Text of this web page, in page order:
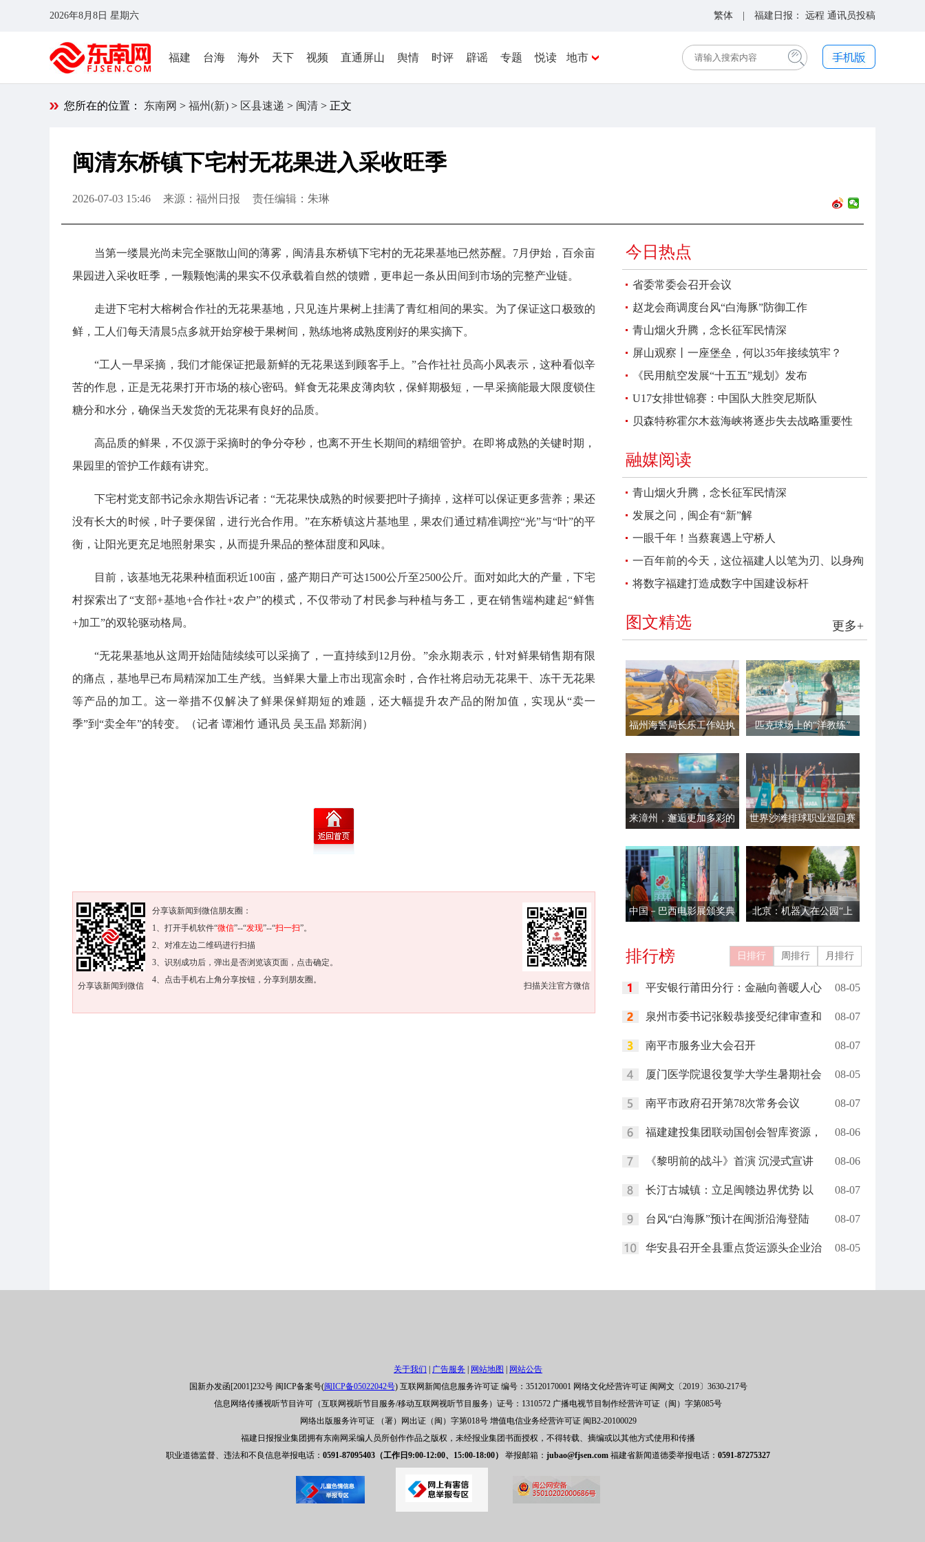
2026年8月8日 星期六 繁体 | 福建日报： 远程 通讯员投稿
福建 台海 海外 天下 视频 直通屏山 舆情 时评 辟谣 专题 悦读 地市
您所在的位置： 东南网 > 福州(新) > 区县速递 > 闽清 > 正文
闽清东桥镇下宅村无花果进入采收旺季
2026-07-03 15:46 来源：福州日报 责任编辑：朱琳
当第一缕晨光尚未完全驱散山间的薄雾，闽清县东桥镇下宅村的无花果基地已然苏醒。7月伊始，百余亩
果园进入采收旺季，一颗颗饱满的果实不仅承载着自然的馈赠，更串起一条从田间到市场的完整产业链。
走进下宅村大榕树合作社的无花果基地，只见连片果树上挂满了青红相间的果实。为了保证这口极致的
鲜，工人们每天清晨5点多就开始穿梭于果树间，熟练地将成熟度刚好的果实摘下。
“工人一早采摘，我们才能保证把最新鲜的无花果送到顾客手上。”合作社社员高小凤表示，这种看似辛
苦的作息，正是无花果打开市场的核心密码。鲜食无花果皮薄肉软，保鲜期极短，一早采摘能最大限度锁住
糖分和水分，确保当天发货的无花果有良好的品质。
高品质的鲜果，不仅源于采摘时的争分夺秒，也离不开生长期间的精细管护。在即将成熟的关键时期，
果园里的管护工作颇有讲究。
下宅村党支部书记余永期告诉记者：“无花果快成熟的时候要把叶子摘掉，这样可以保证更多营养；果还
没有长大的时候，叶子要保留，进行光合作用。”在东桥镇这片基地里，果农们通过精准调控“光”与“叶”的平
衡，让阳光更充足地照射果实，从而提升果品的整体甜度和风味。
目前，该基地无花果种植面积近100亩，盛产期日产可达1500公斤至2500公斤。面对如此大的产量，下宅
村探索出了“支部+基地+合作社+农户”的模式，不仅带动了村民参与种植与务工，更在销售端构建起“鲜售
+加工”的双轮驱动格局。
“无花果基地从这周开始陆陆续续可以采摘了，一直持续到12月份。”余永期表示，针对鲜果销售期有限
的痛点，基地早已布局精深加工生产线。当鲜果大量上市出现富余时，合作社将启动无花果干、冻干无花果
等产品的加工。这一举措不仅解决了鲜果保鲜期短的难题，还大幅提升农产品的附加值，实现从“卖一
季”到“卖全年”的转变。（记者 谭湘竹 通讯员 吴玉晶 郑新润）
扫描关注官方微信
分享该新闻到微信
分享该新闻到微信朋友圈：
1、打开手机软件“微信”--“发现”--“扫一扫”。
2、对准左边二维码进行扫描
3、识别成功后，弹出是否浏览该页面，点击确定。
4、点击手机右上角分享按钮，分享到朋友圈。
今日热点
省委常委会召开会议
赵龙会商调度台风“白海豚”防御工作
青山烟火升腾，念长征军民情深
屏山观察丨一座堡垒，何以35年接续筑牢？
《民用航空发展“十五五”规划》发布
U17女排世锦赛：中国队大胜突尼斯队
贝森特称霍尔木兹海峡将逐步失去战略重要性
融媒阅读
青山烟火升腾，念长征军民情深
发展之问，闽企有“新”解
一眼千年！当蔡襄遇上守桥人
一百年前的今天，这位福建人以笔为刃、以身殉
报
将数字福建打造成数字中国建设标杆
更多+
图文精选
福州海警局长乐工作站执
匹克球场上的“洋教练”
来漳州，邂逅更加多彩的
世界沙滩排球职业巡回赛
中国－巴西电影展颁奖典
北京：机器人在公园“上
排行榜 日排行 周排行 月排行
平安银行莆田分行：金融向善暖人心 08-05
泉州市委书记张毅恭接受纪律审查和 08-07
南平市服务业大会召开 08-07
厦门医学院退役复学大学生暑期社会 08-05
南平市政府召开第78次常务会议 08-07
福建建投集团联动国创会智库资源， 08-06
《黎明前的战斗》首演 沉浸式宣讲 08-06
长汀古城镇：立足闽赣边界优势 以 08-07
台风“白海豚”预计在闽浙沿海登陆 08-07
华安县召开全县重点货运源头企业治 08-05